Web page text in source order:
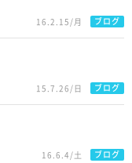
16.2.15/月 ブログ
15.7.26/日 ブログ
16.6.4/土 ブログ